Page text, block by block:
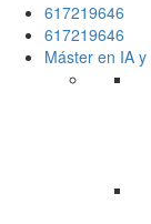
617219646
617219646
Máster en IA